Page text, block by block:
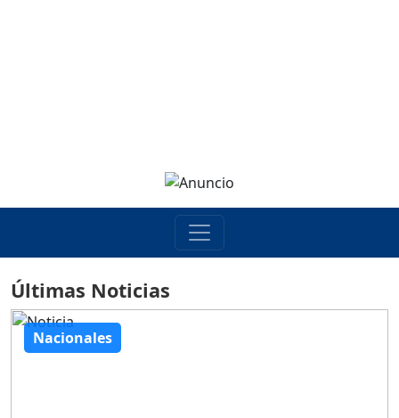
Últimas Noticias
Nacionales